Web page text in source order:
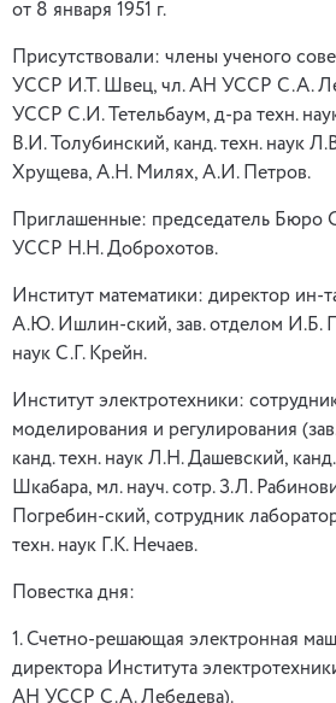
от 8 января 1951 г.
Присутствовали: члены ученого
УССР И.Т. Швец, чл. АН УССР С.А.
УССР С.И. Тетельбаум, д-ра техн.
В.И. Толубинский, канд. техн. наук
Хрущева, А.Н. Милях, А.И. Петров.
Приглашенные: председатель Бюро
УССР Н.Н. Доброхотов.
Институт математики: директор ин-
А.Ю. Ишлин-ский, зав. отделом И.Б.
наук С.Г. Крейн.
Институт электротехники:
моделирования и регулирования
канд. техн. наук Л.Н. Дашевский,
Шкабара, мл. науч. сотр. З.Л.
Погребин-ский, сотрудник
техн. наук Г.К. Нечаев.
Повестка дня:
1. Счетно-решающая электронная
директора Института
АН УССР С.А. Лебедева).